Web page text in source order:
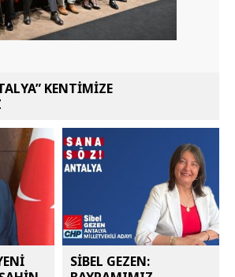
KENTİMİZE
SİBEL GEZEN: